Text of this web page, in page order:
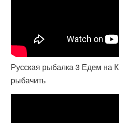
Русская рыбалка 3 Едем на
рыбачить